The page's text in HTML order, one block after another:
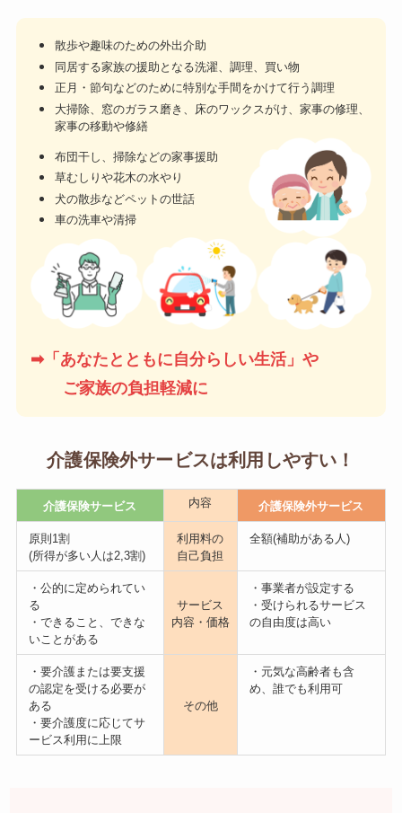
散歩や趣味のための外出介助
同居する家族の援助となる洗濯、調理、買い物
正月・節句などのために特別な手間をかけて行う調理
大掃除、窓のガラス磨き、床のワックスがけ、家事の修理、
家事の移動や修繕
布団干し、掃除などの家事援助
草むしりや花木の水やり
犬の散歩などペットの世話
車の洗車や清掃
➡︎「あなたとともに自分らしい生活」や
ご家族の負担軽減に
介護保険外サービスは利用しやすい！
介護保険サービス 内容 介護保険外サービス
原則1割
(所得が多い人は2,3割)
利用料の
自己負担
全額(補助がある人)
・公的に定められてい
る
・できること、できな
いことがある
サービス
内容・価格
・事業者が設定する
・受けられるサービス
の自由度は高い
・要介護または要支援
の認定を受ける必要が
ある
・要介護度に応じてサ
ービス利用に上限
その他
・元気な高齢者も含
め、誰でも利用可